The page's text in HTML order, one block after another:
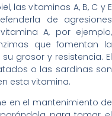
las vitaminas A, B, C y E
de agresiones
A, por ejemplo,
que fomentan la
grosor y resistencia. El
o las sardinas son
esta vitamina.
en el mantenimiento de